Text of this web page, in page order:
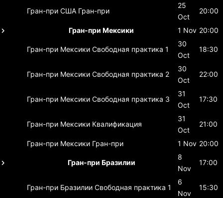
Гран-при США Гран-при
25
Oct
20:00
Гран-при Мексики 1 Nov 20:00
Гран-при Мексики Свободная практика 1
30
Oct
18:30
Гран-при Мексики Свободная практика 2
30
Oct
22:00
Гран-при Мексики Свободная практика 3
31
Oct
17:30
Гран-при Мексики Квалификация
31
Oct
21:00
Гран-при Мексики Гран-при 1 Nov 20:00
Гран-при Бразилии
8
Nov
17:00
Гран-при Бразилии Свободная практика 1
6
Nov
15:30